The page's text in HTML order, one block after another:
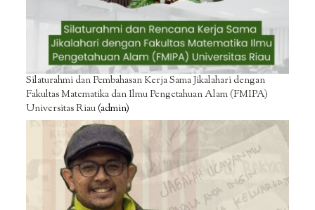
Silaturahmi dan Pembahasan Kerja Sama Jikalahari dengan
Fakultas Matematika dan Ilmu Pengetahuan Alam (FMIPA)
Universitas Riau(admin)